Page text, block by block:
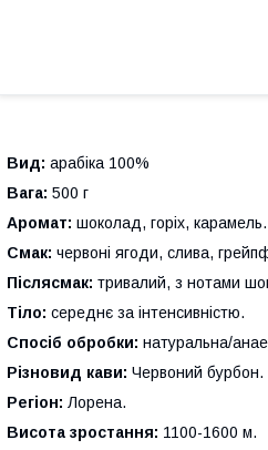
Вид: арабіка 100%
Вага: 500 г
Аромат: шоколад, горіх, карамель.
Смак: червоні ягоди, слива,
Післясмак: тривалий, з нотами
Тіло: середнє за інтенсивністю.
Спосіб обробки: натуральна/
Різновид кави: Червоний бурбон.
Регіон: Лорена.
Висота зростання: 1100-1600 м.